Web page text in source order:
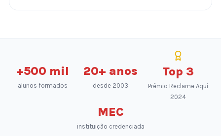
+500 mil
alunos formados
20+ anos
desde 2003
Top 3
Prêmio Reclame Aqui
2024
MEC
instituição credenciada